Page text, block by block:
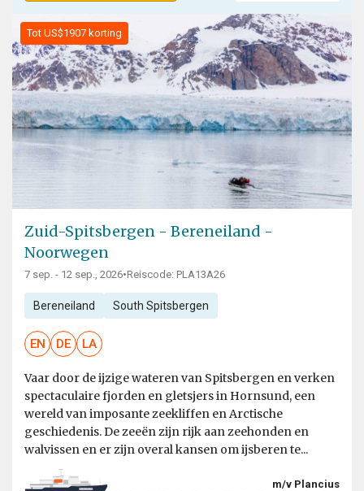
Tot US$1907 korting
Zuid-Spitsbergen - Bereneiland -
Noorwegen
7 sep. - 12 sep., 2026•Reiscode: PLA13A26
Bereneiland South Spitsbergen
EN DE LA
Vaar door de ijzige wateren van Spitsbergen en verken
spectaculaire fjorden en gletsjers in Hornsund, een
wereld van imposante zeekliffen en Arctische
geschiedenis. De zeeën zijn rijk aan zeehonden en
walvissen en er zijn overal kansen om ijsberen te...
m/v Plancius